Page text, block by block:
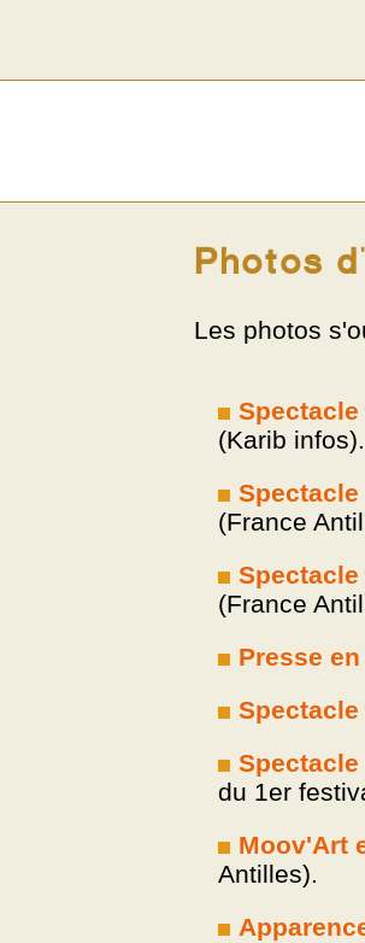
Photos
Les photos
(Karib infos).
(France
(France
Presse
du 1er
Moov'Art
Antilles).